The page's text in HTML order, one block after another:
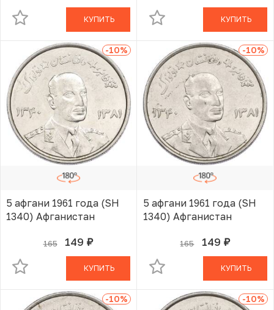
КУПИТЬ КУПИТЬ
-10%
5 афгани 1961 года (SH
1340) Афганистан
165 149 руб.
В КОРЗИНЕ
КУПИТЬ
-10%
5 афгани 1961 года (SH
1340) Афганистан
165 149 руб.
В КОРЗИНЕ
КУПИТЬ
-10% -10%